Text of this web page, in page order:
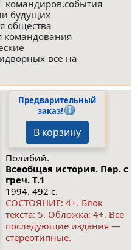
командиров,события
будущих
общества
командования
все на
Предварительный
заказ!
В корзину
Полибий.
Всеобщая история. Пер. с
греч. Т.1
1994. 492 с.
СОСТОЯНИЕ: 4+. Блок
текста: 5. Обложка: 4+. Все
последующие издания —
стереотипные.